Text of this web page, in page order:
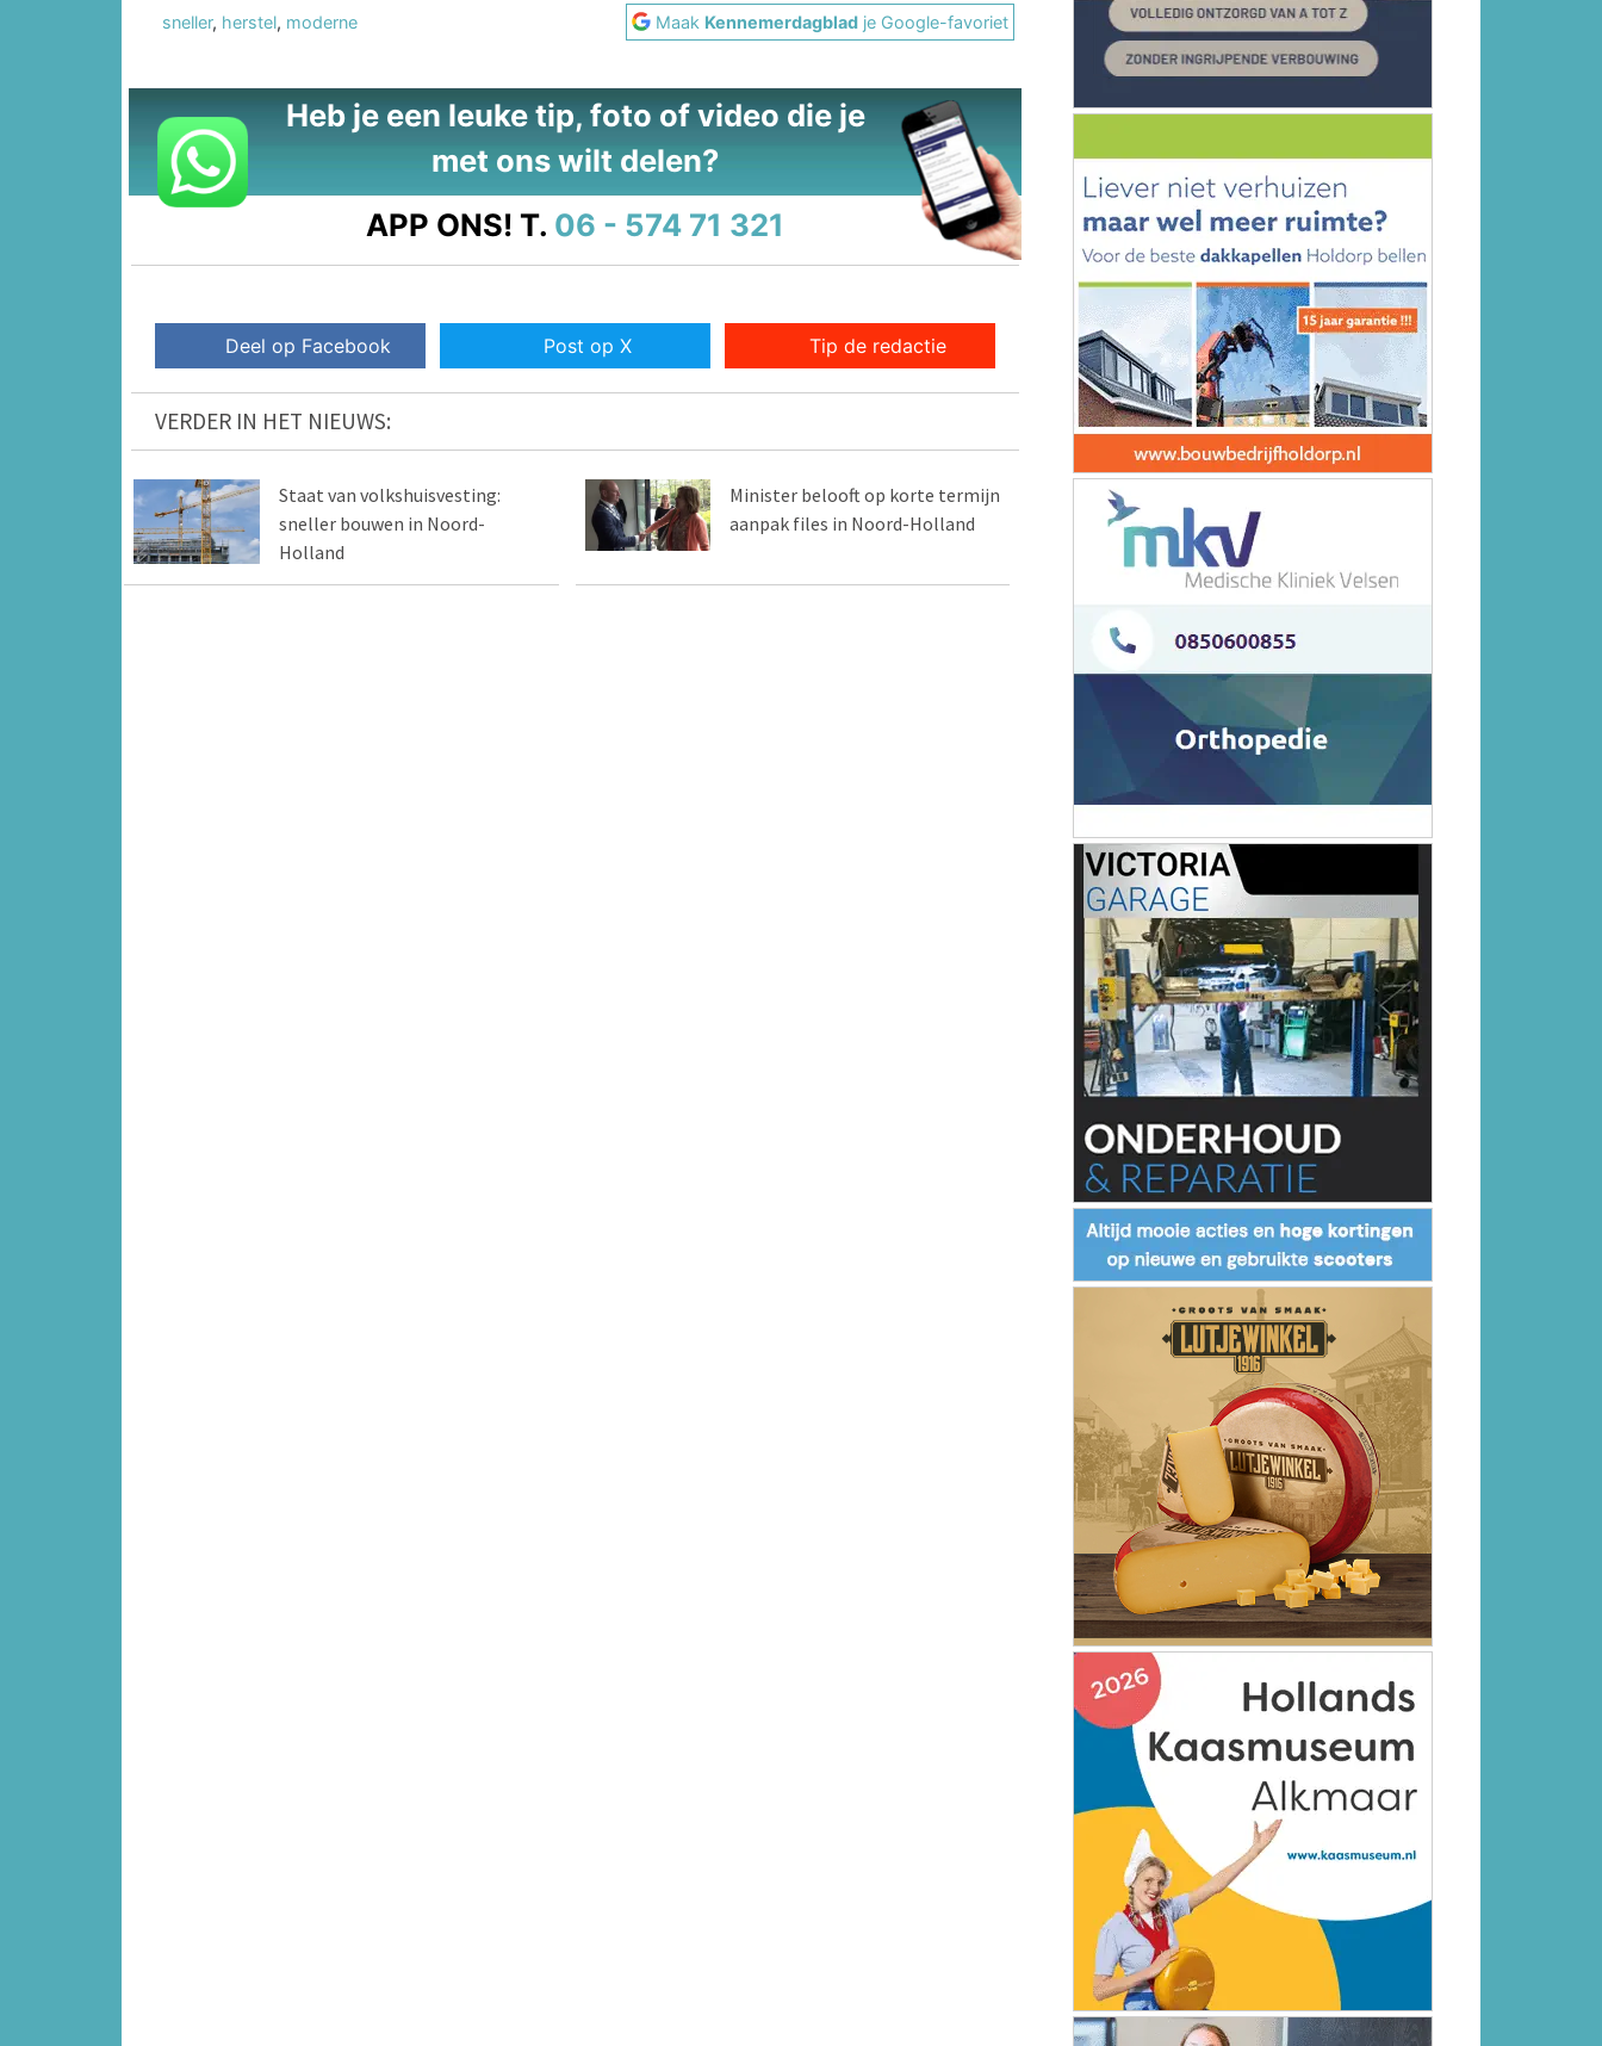
sneller, herstel, moderne Maak Kennemerdagblad je Google-favoriet
Heb je een leuke tip, foto of video die je
met ons wilt delen?
APP ONS! T. 06 - 574 71 321
Deel op Facebook Post op X Tip de redactie
VERDER IN HET NIEUWS:
Staat van volkshuisvesting:
sneller bouwen in Noord-
Holland
Minister belooft op korte termijn
aanpak files in Noord-Holland